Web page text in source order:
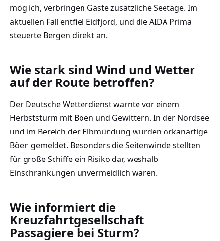
möglich, verbringen Gäste zusätzliche Seetage. Im
aktuellen Fall entfiel Eidfjord, und die AIDA Prima
steuerte Bergen direkt an.
Wie stark sind Wind und Wetter
auf der Route betroffen?
Der Deutsche Wetterdienst warnte vor einem
Herbststurm mit Böen und Gewittern. In der Nordsee
und im Bereich der Elbmündung wurden orkanartige
Böen gemeldet. Besonders die Seitenwinde stellten
für große Schiffe ein Risiko dar, weshalb
Einschränkungen unvermeidlich waren.
Wie informiert die
Kreuzfahrtgesellschaft
Passagiere bei Sturm?